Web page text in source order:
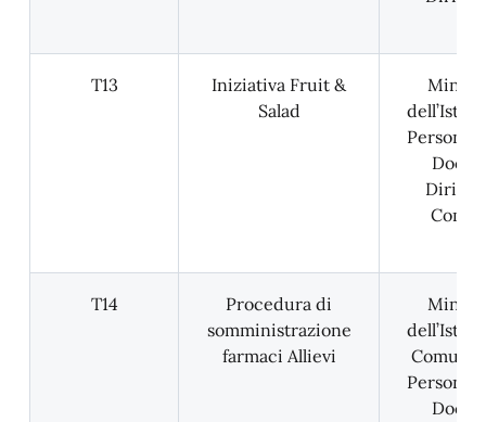
T13
Iniziativa Fruit &
Salad
T14
Procedura di
somministrazione
farmaci Allievi
Comune,